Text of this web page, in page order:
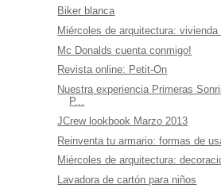
Biker blanca
Miércoles de arquitectura:
Mc Donalds cuenta conmigo!
Revista online: Petit-On
Nuestra experiencia Primeras
P...
JCrew lookbook Marzo 2013
Reinventa tu armario: formas de
Miércoles de arquitectura:
Lavadora de cartón para niños